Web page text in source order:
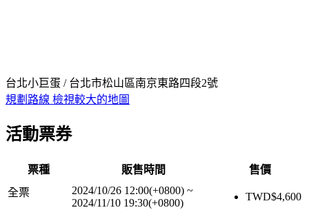
台北小巨蛋 / 台北市松山區南京東路四段2號
規劃路線 檢視較大的地圖
活動票券
票種 販售時間
售價
全票
2024/10/26 12:00(+0800) ~
2024/11/10 19:30(+0800)
TWD$4,600